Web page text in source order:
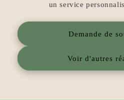
un service
Demande de
Voir d'autres